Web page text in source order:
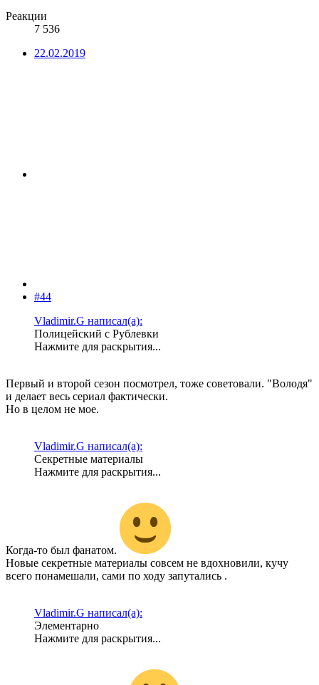
Реакции
7 536
22.02.2019
#44
Vladimir.G написал(а):
Полицейский с Рублевки
Нажмите для раскрытия...
Первый и второй сезон посмотрел, тоже советовали. "Володя"
и делает весь сериал фактически.
Но в целом не мое.
Vladimir.G написал(а):
Секретные материалы
Нажмите для раскрытия...
Когда-то был фанатом.
Новые секретные материалы совсем не вдохновили, кучу
всего понамешали, сами по ходу запутались .
Vladimir.G написал(а):
Элементарно
Нажмите для раскрытия...